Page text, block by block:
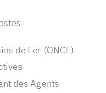
de Fer (ONCF)
des Agents